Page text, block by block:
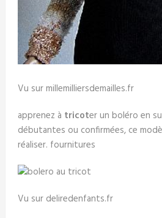
Vu sur millemilliersdemailles.fr
apprenez à tricoter un boléro en
débutantes ou confirmées, ce
réaliser. fournitures
Vu sur deliredenfants.fr